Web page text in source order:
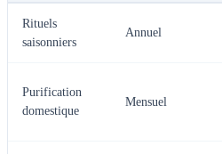
Rituels
saisonniers
Annuel
Purification
domestique
Mensuel